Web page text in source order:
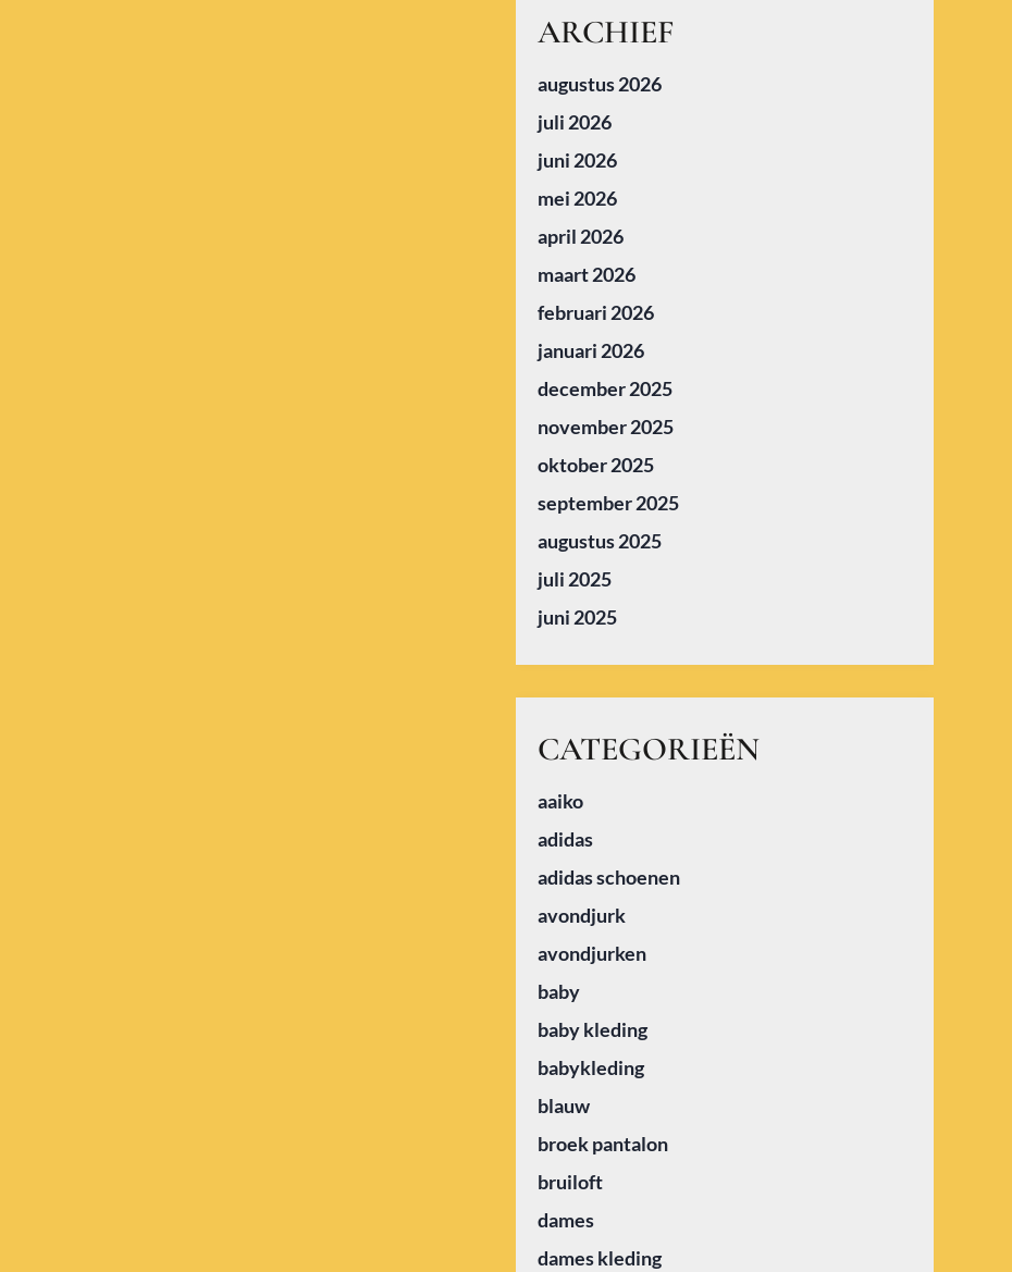
ARCHIEF
augustus 2026
juli 2026
juni 2026
mei 2026
april 2026
maart 2026
februari 2026
januari 2026
december 2025
november 2025
oktober 2025
september 2025
augustus 2025
juli 2025
juni 2025
CATEGORIEËN
aaiko
adidas
adidas schoenen
avondjurk
avondjurken
baby
baby kleding
babykleding
blauw
broek pantalon
bruiloft
dames
dames kleding